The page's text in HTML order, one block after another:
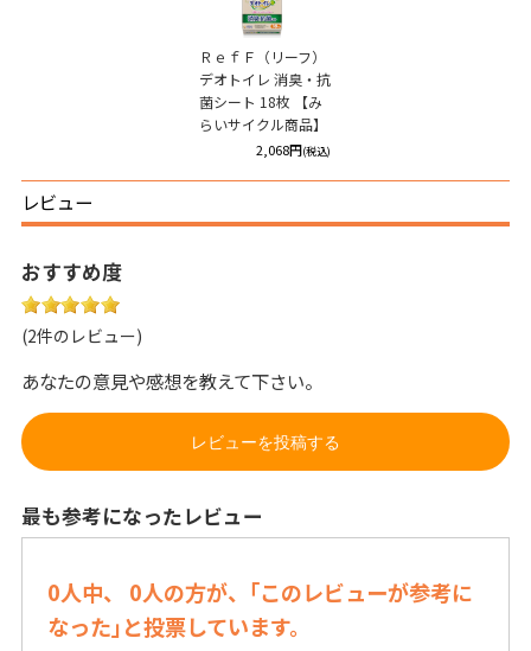
ＲｅｆＦ（リーフ）
デオトイレ 消臭・抗
菌シート 18枚 【み
らいサイクル商品】
2,068円(税込)
レビュー
おすすめ度
(2件のレビュー)
あなたの意見や感想を教えて下さい。
レビューを投稿する
最も参考になったレビュー
0人中、 0人の方が、｢このレビューが参考に
なった｣と投票しています。